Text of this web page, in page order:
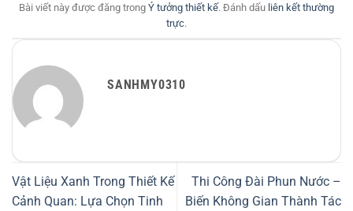
Bài viết này được đăng trong Ý tưởng thiết kế. Đánh dấu liên kết thường
trực.
SANHMY0310
Vật Liệu Xanh Trong Thiết Kế
Cảnh Quan: Lựa Chọn Tinh
Thi Công Đài Phun Nước –
Biến Không Gian Thành Tác